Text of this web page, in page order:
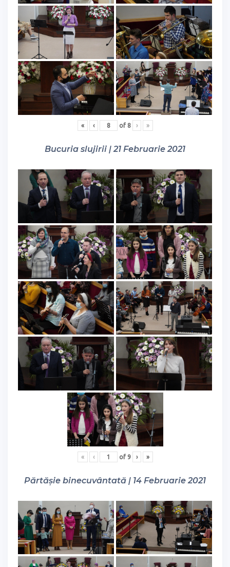
« ‹ of 8 › »
Bucuria slujirii | 21 Februarie 2021
« ‹ of 9 › »
Părtășie binecuvântată | 14 Februarie 2021